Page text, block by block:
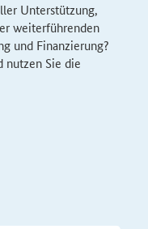
Unterstützung,
weiterführenden
und Finanzierung?
nutzen Sie die